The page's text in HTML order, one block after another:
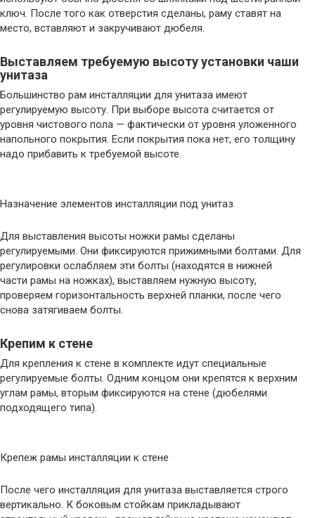
ключ. После того как отверстия сделаны, раму ставят на
место, вставляют и закручивают дюбеля.
Выставляем требуемую высоту установки чаши
унитаза
Большинство рам инсталляции для унитаза имеют
регулируемую высоту. При выборе высота считается от
уровня чистового пола — фактически от уровня уложенного
напольного покрытия. Если покрытия пока нет, его толщину
надо прибавить к требуемой высоте.
Назначение элементов инсталляции под унитаз
Для выставления высоты ножки рамы сделаны
регулируемыми. Они фиксируются прижимными болтами. Для
регулировки ослабляем эти болты (находятся в нижней
части рамы на ножках), выставляем нужную высоту,
проверяем горизонтальность верхней планки, после чего
снова затягиваем болты.
Крепим к стене
Для крепления к стене в комплекте идут специальные
регулируемые болты. Одним концом они крепятся к верхним
углам рамы, вторым фиксируются на стене (дюбелями
подходящего типа).
Крепеж рамы инсталляции к стене
После чего инсталляция для унитаза выставляется строго
вертикально. К боковым стойкам прикладывают